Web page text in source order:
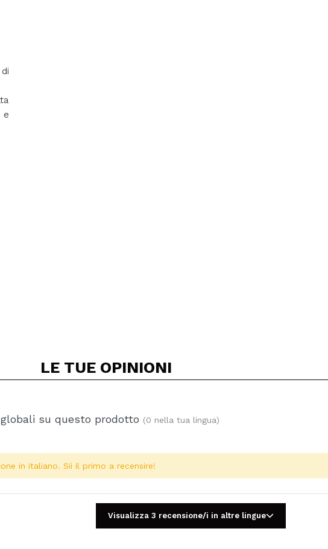
e
LE TUE OPINIONI
su questo prodotto (0 nella tua lingua)
in italiano. Sii il primo a recensire!
Visualizza 3 recensione/i in altre lingue